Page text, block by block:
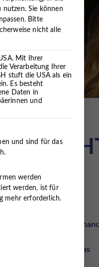
Speeddating in die
wieder die
– und
Wie schnell das
nutzen. Sie können
Bitte
nicht alle
Mit Ihrer
Verarbeitung Ihrer
stuft die USA als ein
Es besteht
Daten in
und
erteilt
und sind für das
werden
werden, ist für
mehr erforderlich.